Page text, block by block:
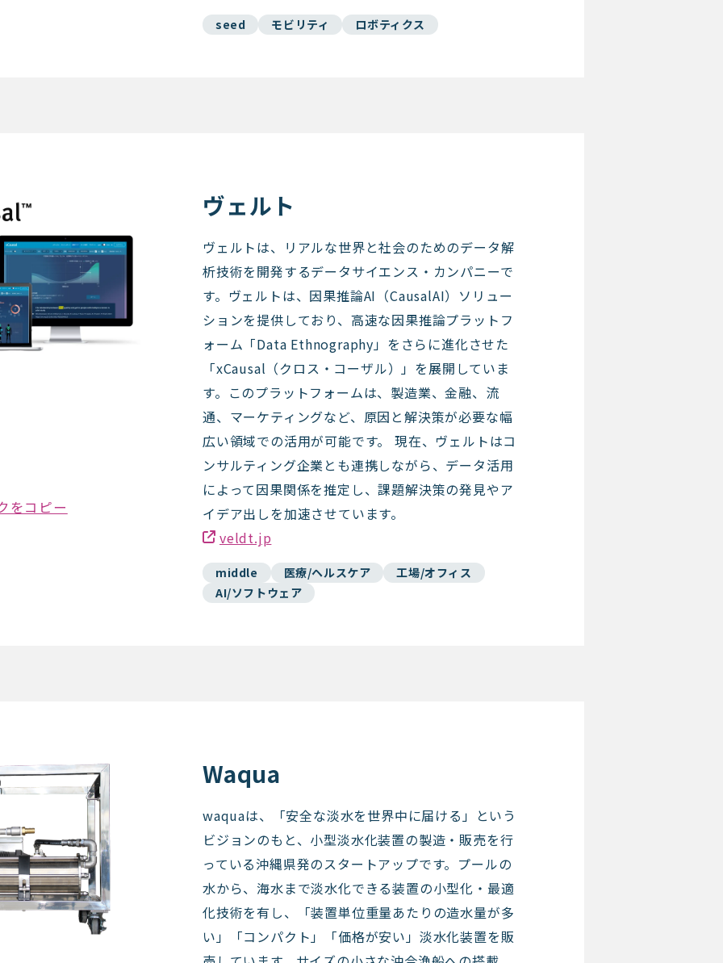
seed モビリティ ロボティクス
をコピー
ヴェルト
ヴェルトは、リアルな世界と社会のためのデータ解
析技術を開発するデータサイエンス・カンパニーで
す。ヴェルトは、因果推論AI（CausalAI）ソリュー
ションを提供しており、高速な因果推論プラットフ
ォーム「Data Ethnography」をさらに進化させた
「xCausal（クロス・コーザル）」を展開していま
す。このプラットフォームは、製造業、金融、流
通、マーケティングなど、原因と解決策が必要な幅
広い領域での活用が可能です。 現在、ヴェルトはコ
ンサルティング企業とも連携しながら、データ活用
によって因果関係を推定し、課題解決策の発見やア
イデア出しを加速させています。
veldt.jp
middle 医療/ヘルスケア
工場/オフィス
AI/ソフトウェア
Waqua
waquaは、「安全な淡水を世界中に届ける」という
ビジョンのもと、小型淡水化装置の製造・販売を行
っている沖縄県発のスタートアップです。プールの
水から、海水まで淡水化できる装置の小型化・最適
化技術を有し、「装置単位重量あたりの造水量が多
い」「コンパクト」「価格が安い」淡水化装置を販